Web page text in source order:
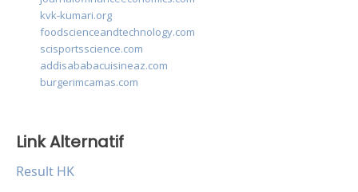
kvk-kumari.org
foodscienceandtechnology.com
scisportsscience.com
addisababacuisineaz.com
burgerimcamas.com
Link Alternatif
Result HK